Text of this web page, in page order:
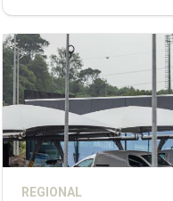
REGIONAL